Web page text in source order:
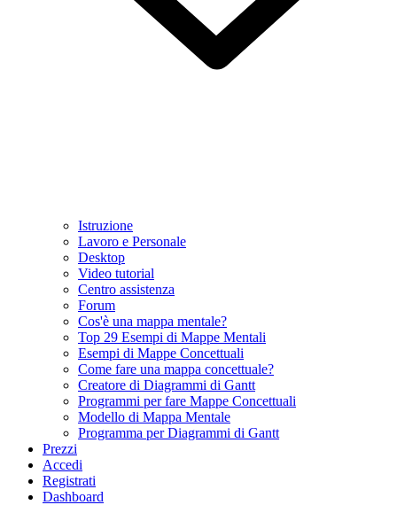
Istruzione
Lavoro e Personale
Desktop
Video tutorial
Centro assistenza
Forum
Cos'è una mappa mentale?
Top 29 Esempi di Mappe Mentali
Esempi di Mappe Concettuali
Come fare una mappa concettuale?
Creatore di Diagrammi di Gantt
Programmi per fare Mappe Concettuali
Modello di Mappa Mentale
Programma per Diagrammi di Gantt
Prezzi
Accedi
Registrati
Dashboard